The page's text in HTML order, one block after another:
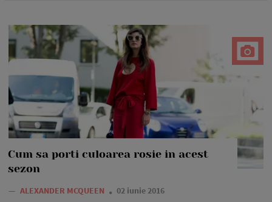
Cum sa porti culoarea rosie in acest
sezon
— ALEXANDER MCQUEEN 02 iunie 2016